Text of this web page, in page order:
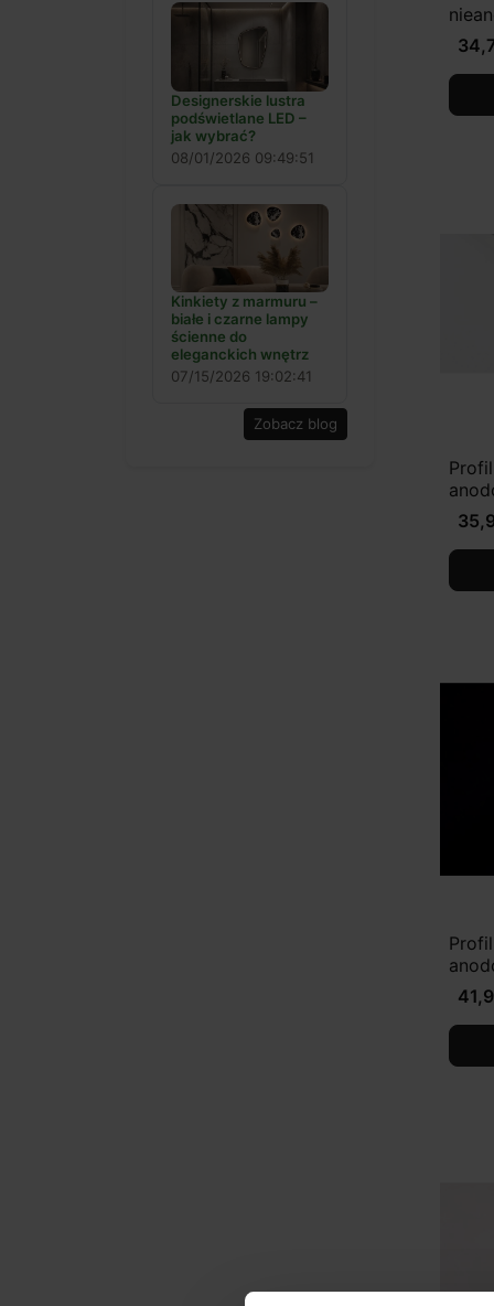
Designerskie lustra
podświetlane LED –
jak wybrać?
08/01/2026 09:49:51
Kinkiety z marmuru –
białe i czarne lampy
ścienne do
eleganckich wnętrz
07/15/2026 19:02:41
Zobacz blog